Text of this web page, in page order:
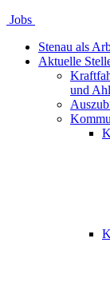
Jobs
Stenau als
Aktuelle
und